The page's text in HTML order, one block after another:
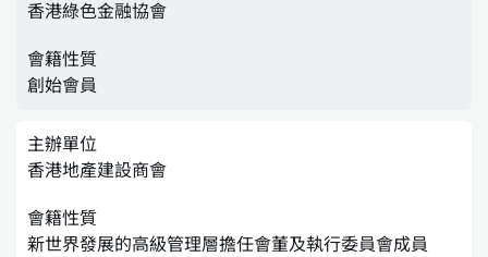
香港綠色金融協會
會籍性質
創始會員
主辦單位
香港地產建設商會
會籍性質
新世界發展的高級管理層擔任會董及執行委員會成員